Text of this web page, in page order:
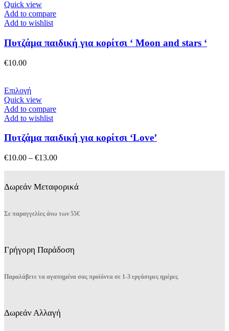
σελίδα
του
προϊόντος
το
προϊόν
έχει
παραλλαγές.
Οι
στη
σελίδα
του
προϊόντος
Quick view
Add to compare
Add to wishlist
Πυτζάμα παιδική για κορίτσι ‘ Moon and stars ‘
€10.00
ΕπιλογήΑυτό
το
προϊόν
έχει
παραλλαγές.
Οι
επιλογές
επιλεγούν
στη
του
προϊόντος
Quick view
Add to compare
Add to wishlist
Πυτζάμα παιδική για κορίτσι ‘Love’
€10.00 – €13.00Price
through
€13.00
Δωρεάν Μεταφορικά
Σε παραγγελίες άνω των 55€
Γρήγορη Παράδοση
Παραλάβετε τα αγαπημένα σας προϊόντα σε 1-3 εργάσιμες ημέρες
Δωρεάν Αλλαγή